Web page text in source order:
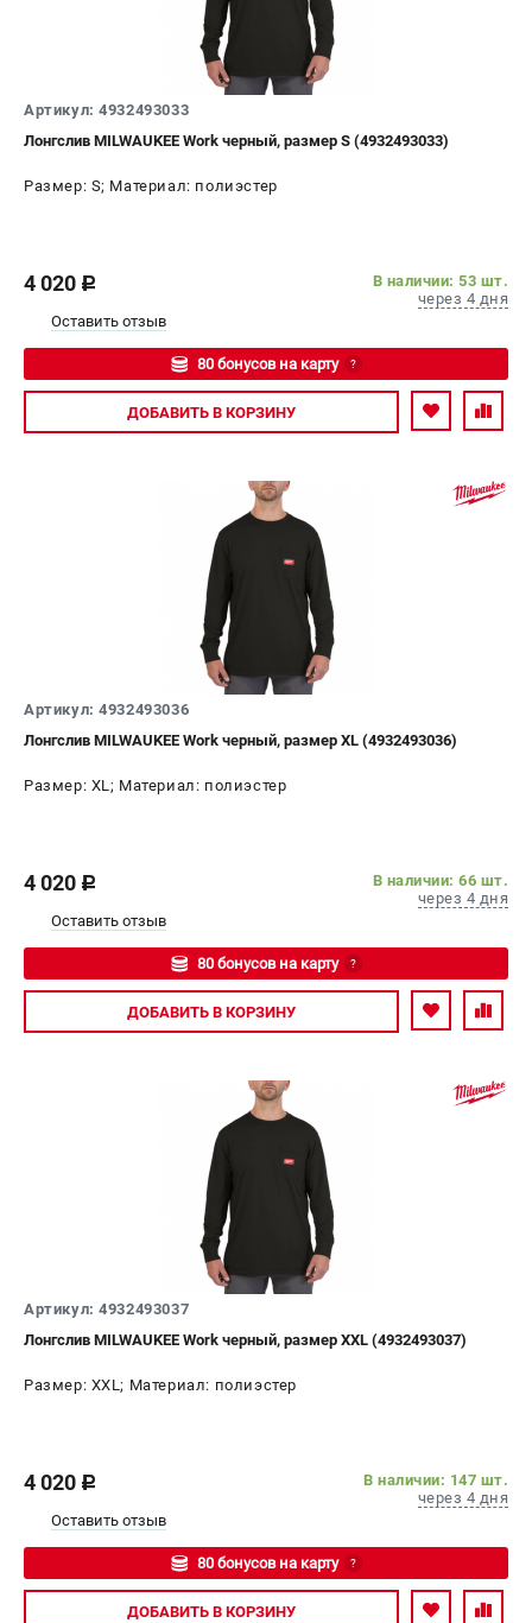
Артикул: 4932493033
Лонгслив MILWAUKEE Work черный, размер S (4932493033)
Размер: S; Материал: полиэстер
4 020 c
В наличии: 53 шт.
через 4 дня
Оставить отзыв
80 бонусов на карту ?
Авторизуйтесь
ДОБАВИТЬ В КОРЗИНУ
Артикул: 4932493036
Лонгслив MILWAUKEE Work черный, размер XL (4932493036)
Размер: XL; Материал: полиэстер
4 020 c
В наличии: 66 шт.
через 4 дня
Оставить отзыв
80 бонусов на карту ?
Авторизуйтесь
ДОБАВИТЬ В КОРЗИНУ
Артикул: 4932493037
Лонгслив MILWAUKEE Work черный, размер XXL (4932493037)
Размер: XXL; Материал: полиэстер
4 020 c
В наличии: 147 шт.
через 4 дня
Оставить отзыв
80 бонусов на карту ?
Авторизуйтесь
ДОБАВИТЬ В КОРЗИНУ